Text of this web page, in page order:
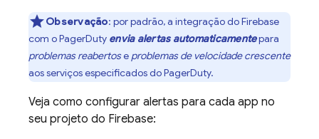
Observação: por padrão, a integração do Firebase
com o PagerDuty envia alertas automaticamentepara
problemas reabertose problemas de velocidade crescente
aos serviços especificados do PagerDuty.
Veja como configurar alertas para cada app no
seu projeto do Firebase: